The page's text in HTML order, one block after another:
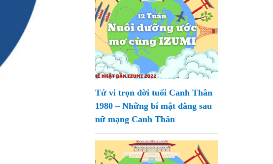
Tử vi trọn đời tuổi Canh Thân
1980 – Những bí mật đằng sau
nữ mạng Canh Thân